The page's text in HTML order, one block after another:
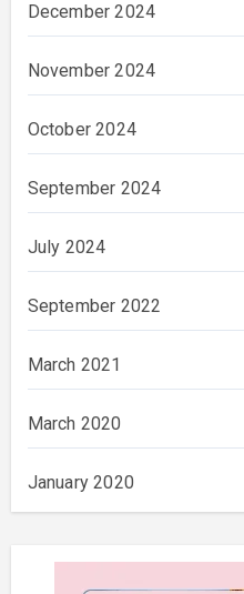
December 2024
November 2024
October 2024
September 2024
July 2024
September 2022
March 2021
March 2020
January 2020